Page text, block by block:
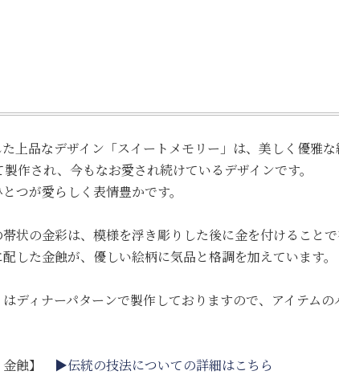
上品なデザイン「スイートメモリー」は、美しく優雅
作され、今もなお愛され続けているデザインです。
つが愛らしく表情豊かです。
状の金彩は、模様を浮き彫りした後に金を付けること
した金蝕が、優しい絵柄に気品と格調を加えています。
はディナーパターンで製作しておりますので、アイテムの
金蝕】 ▶伝統の技法についての詳細はこちら